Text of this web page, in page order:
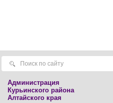
Администрация
Курьинского района
Алтайского края